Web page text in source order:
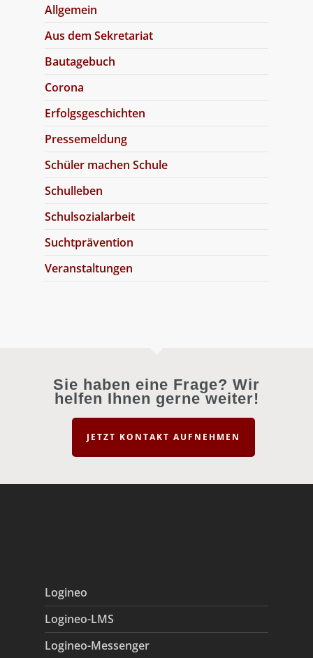
Allgemein
Aus dem Sekretariat
Bautagebuch
Corona
Erfolgsgeschichten
Pressemeldung
Schüler machen Schule
Schulleben
Schulsozialarbeit
Suchtprävention
Veranstaltungen
Sie haben eine Frage? Wir
helfen Ihnen gerne weiter!
JETZT KONTAKT AUFNEHMEN
Logineo
Logineo-LMS
Logineo-Messenger